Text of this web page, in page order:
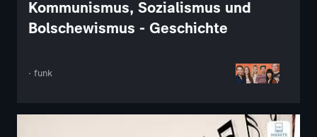
Kommunismus, Sozialismus und
Bolschewismus - Geschichte
· funk